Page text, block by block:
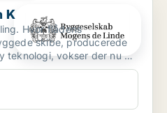
K
Hvor flådens
skibe, producerede
teknologi, vokser der nu en